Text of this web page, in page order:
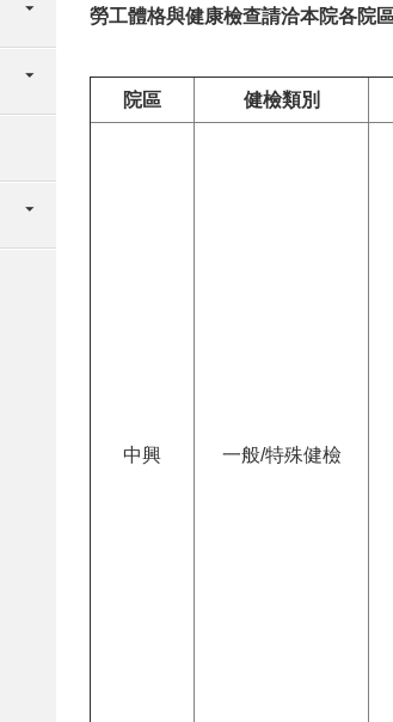
勞工體格與健康檢查請洽本院各院
院區 健檢類別
中興 一般/特殊健檢